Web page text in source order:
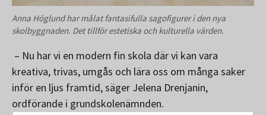
Anna Höglund har målat fantasifulla sagofigurer i den nya
skolbyggnaden. Det tillför estetiska och kulturella värden.
– Nu har vi en modern fin skola där vi kan vara
kreativa, trivas, umgås och lära oss om många saker
inför en ljus framtid, säger Jelena Drenjanin,
ordförande i grundskolenämnden.